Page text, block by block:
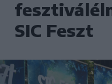
SIC Feszt